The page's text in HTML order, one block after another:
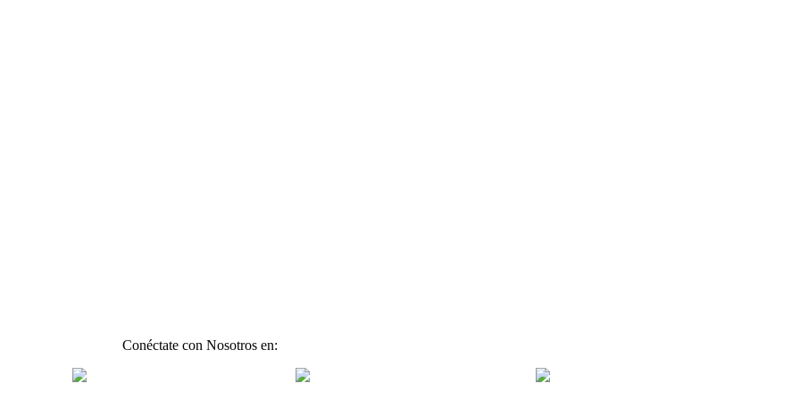
Conéctate con Nosotros en: